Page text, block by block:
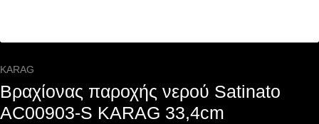
KARAG
Βραχίονας παροχής νερού Satinato
AC00903-S KARAG 33,4cm